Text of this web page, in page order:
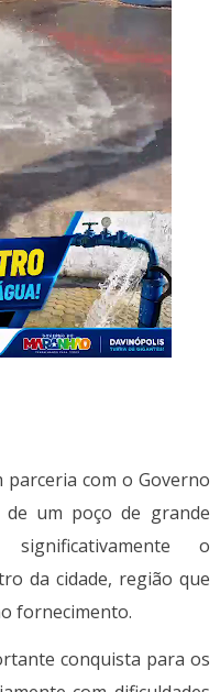
com o Governo
um poço de grande
o
da cidade, região que
fornecimento.
conquista para os